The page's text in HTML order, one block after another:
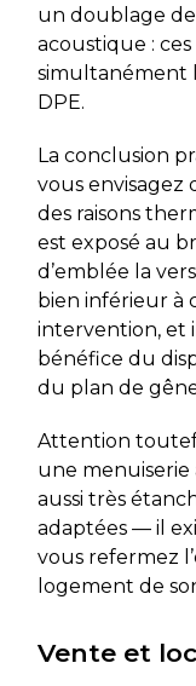
un doublage
acoustique :
simultanément
DPE.
La conclusion
vous envisagez
des raisons
est exposé au
d’emblée la
bien inférieur à
intervention, et
bénéfice du
du plan de
Attention
une
aussi très
adaptées — il
vous refermez
logement de
Vente et